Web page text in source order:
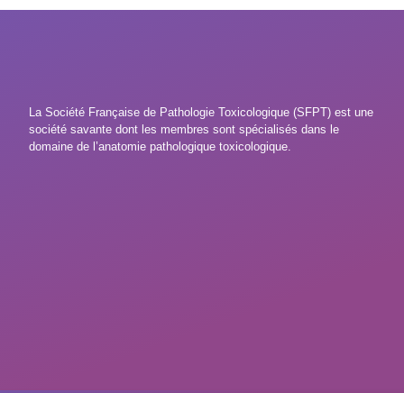
La Société Française de Pathologie Toxicologique (SFPT) est une
société savante dont les membres sont spécialisés dans le
domaine de l’anatomie pathologique toxicologique.